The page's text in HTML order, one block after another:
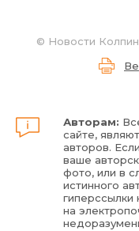
© Новости
Авторам:
сайте,
авторов.
ваше
фото, или в
истинного
гиперссылки
на